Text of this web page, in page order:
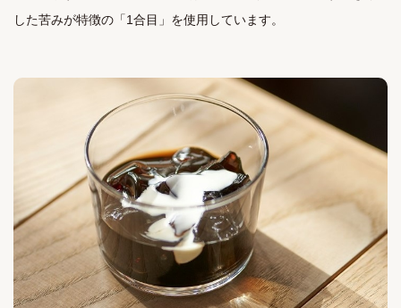
した苦みが特徴の「1合目」を使用しています。